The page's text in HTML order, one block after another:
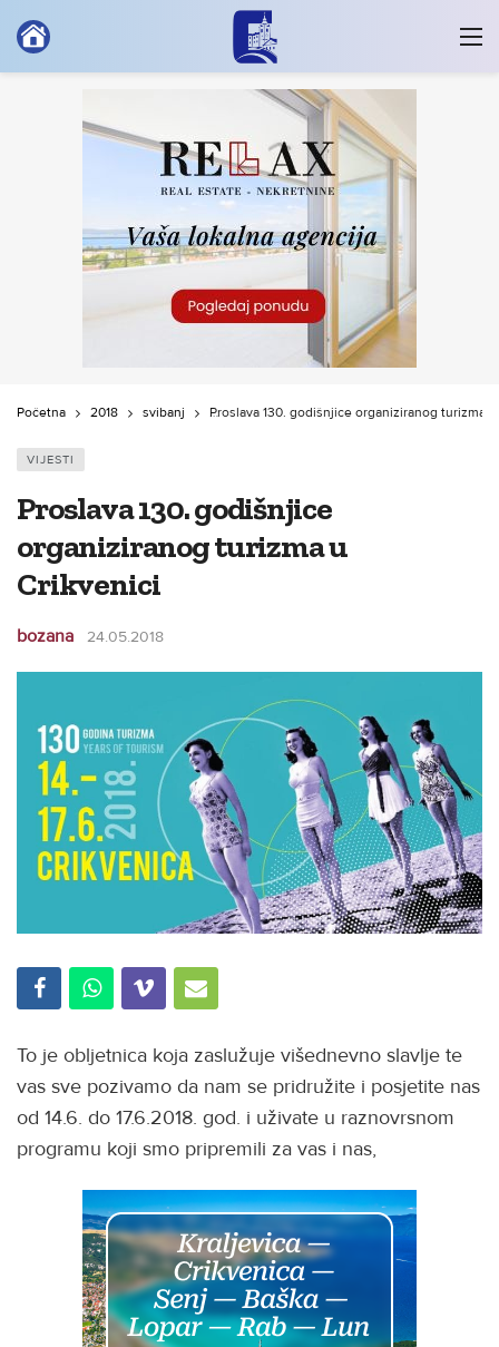
Početna 2018 svibanj Proslava 130. godišnjice organiziranog turizma
VIJESTI
Proslava 130. godišnjice
organiziranog turizma u
Crikvenici
bozana 24.05.2018
To je obljetnica koja zaslužuje višednevno slavlje te
vas sve pozivamo da nam se pridružite i posjetite nas
od 14.6. do 17.6.2018. god. i uživate u raznovrsnom
programu koji smo pripremili za vas i nas,